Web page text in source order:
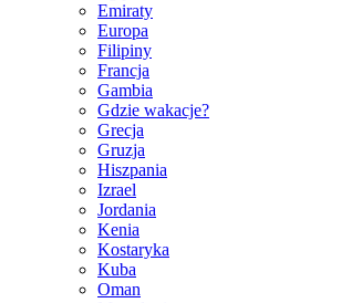
Emiraty
Europa
Filipiny
Francja
Gambia
Gdzie wakacje?
Grecja
Gruzja
Hiszpania
Izrael
Jordania
Kenia
Kostaryka
Kuba
Oman